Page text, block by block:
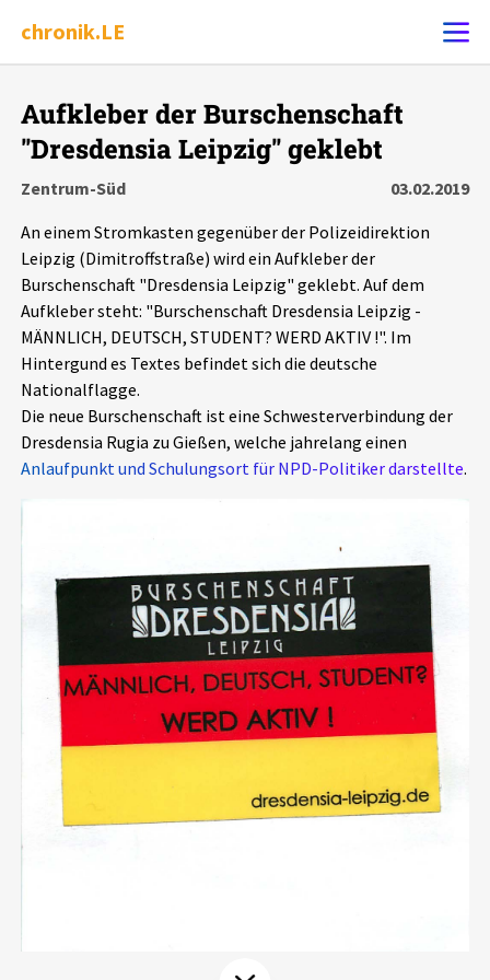
chronik.LE
Ereignis melden
Chronik
Dossiers
Leipziger Zustände
Schlaglichter
Phänomene
Alle Beiträge
Veranstaltungen
Pressemitteilungen
Podcasts
Über uns
Projektbeschreibung
Kontakt
Unterstützer_innen
Spenden
chronik.LE in der Presse
Aufkleber der Burschenschaft
"Dresdensia Leipzig" geklebt
Zentrum-Süd
03.02.2019
An einem Stromkasten gegenüber der Polizeidirektion
Leipzig (Dimitroffstraße) wird ein Aufkleber der
Burschenschaft "Dresdensia Leipzig" geklebt. Auf dem
Aufkleber steht: "Burschenschaft Dresdensia Leipzig -
MÄNNLICH, DEUTSCH, STUDENT? WERD AKTIV !". Im
Hintergund es Textes befindet sich die deutsche
Nationalflagge.
Die neue Burschenschaft ist eine Schwesterverbindung der
Dresdensia Rugia zu Gießen, welche jahrelang einen
Anlaufpunkt und Schulungsort für NPD-Politiker darstellte.
Alle Ereignisse
7502Ereignisse
Ereignisse
Exportieren ? Filter Erklärungen